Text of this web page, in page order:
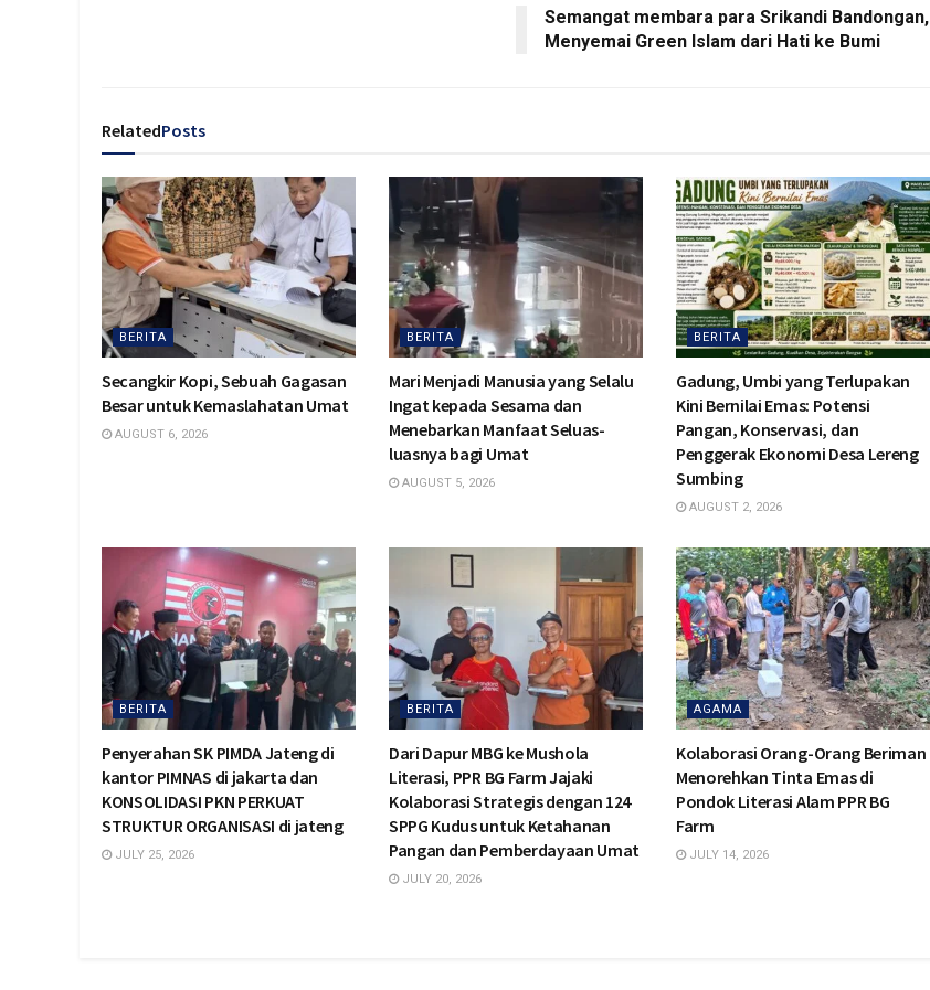
Semangat membara para Srikandi Bandongan,
Menyemai Green Islam dari Hati ke Bumi
RelatedPosts
BERITA
Secangkir Kopi, Sebuah Gagasan
Besar untuk Kemaslahatan Umat
AUGUST 6, 2026
BERITA
Mari Menjadi Manusia yang Selalu
Ingat kepada Sesama dan
Menebarkan Manfaat Seluas-
luasnya bagi Umat
AUGUST 5, 2026
BERITA
Gadung, Umbi yang Terlupakan
Kini Bernilai Emas: Potensi
Pangan, Konservasi, dan
Penggerak Ekonomi Desa Lereng
Sumbing
AUGUST 2, 2026
BERITA
Penyerahan SK PIMDA Jateng di
kantor PIMNAS di jakarta dan
KONSOLIDASI PKN PERKUAT
STRUKTUR ORGANISASI di jateng
JULY 25, 2026
BERITA
Dari Dapur MBG ke Mushola
Literasi, PPR BG Farm Jajaki
Kolaborasi Strategis dengan 124
SPPG Kudus untuk Ketahanan
Pangan dan Pemberdayaan Umat
JULY 20, 2026
AGAMA
Kolaborasi Orang-Orang Beriman
Menorehkan Tinta Emas di
Pondok Literasi Alam PPR BG
Farm
JULY 14, 2026